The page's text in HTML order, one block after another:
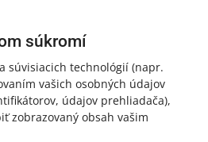
súkromí
súvisiacich technológií (napr.
vašich osobných údajov
údajov prehliadača),
zobrazovaný obsah vašim
Časti nakupujú bez
kúpiť bez registrácie
tomu môžetespracovať
každý iný.
taktiež obľubujúplatbu na
výskumu vyplýva, že až